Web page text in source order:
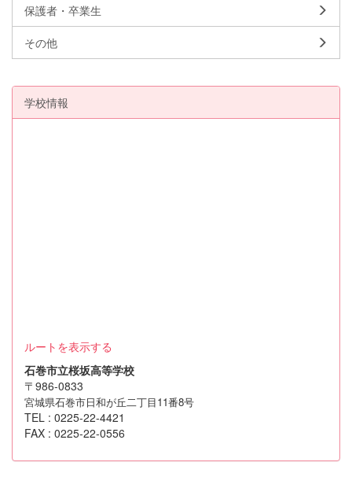
保護者・卒業生
その他
学校情報
ルートを表示する
石巻市立桜坂高等学校
〒986-0833
宮城県石巻市日和が丘二丁目11番8号
TEL : 0225-22-4421
FAX : 0225-22-0556